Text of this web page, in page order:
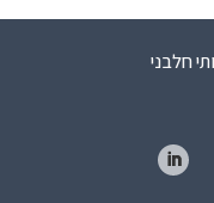
חלבני